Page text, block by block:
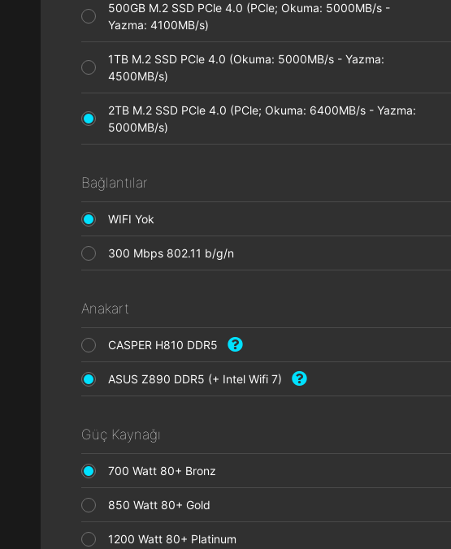
500GB M.2 SSD PCle 4.0 (PCle; Okuma: 5000MB/s -
Yazma: 4100MB/s)
1TB M.2 SSD PCle 4.0 (Okuma: 5000MB/s - Yazma:
4500MB/s)
2TB M.2 SSD PCle 4.0 (PCle; Okuma: 6400MB/s - Yazma:
5000MB/s)
Bağlantılar
WIFI Yok
300 Mbps 802.11 b/g/n
Anakart
CASPER H810 DDR5
ASUS Z890 DDR5 (+ Intel Wifi 7)
Güç Kaynağı
700 Watt 80+ Bronz
850 Watt 80+ Gold
1200 Watt 80+ Platinum